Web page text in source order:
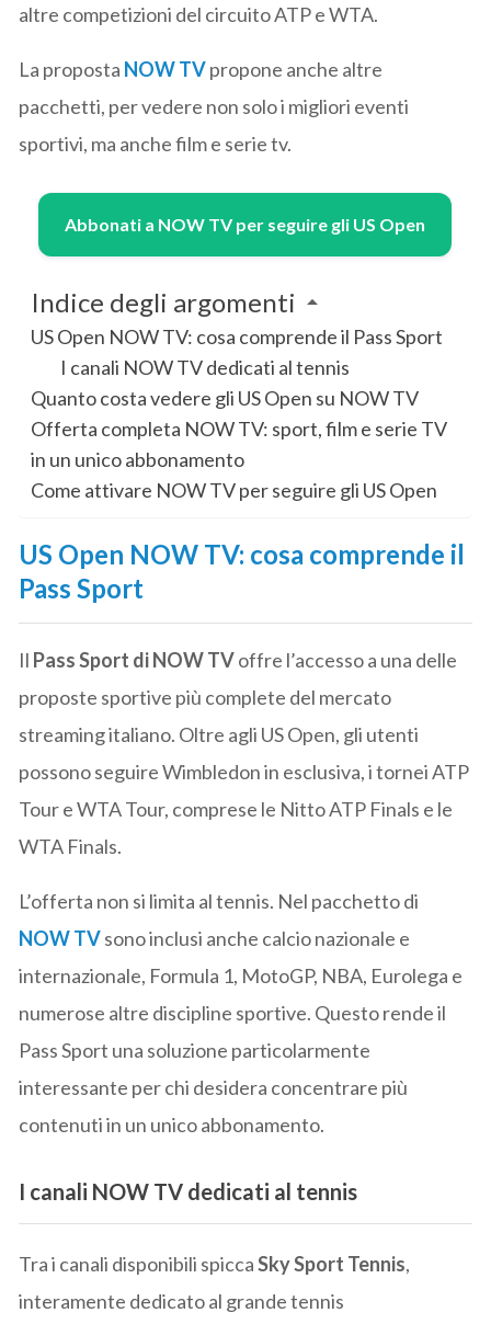
altre competizioni del circuito ATP e WTA.
La proposta NOW TVpropone anche altre
pacchetti, per vedere non solo i migliori eventi
sportivi, ma anche film e serie tv.
Abbonati a NOW TV per seguire gli US Open
Indice degli argomenti
US Open NOW TV: cosa comprende il Pass Sport
I canali NOW TV dedicati al tennis
Quanto costa vedere gli US Open su NOW TV
Offerta completa NOW TV: sport, film e serie TV
in un unico abbonamento
Come attivare NOW TV per seguire gli US Open
US Open NOW TV: cosa comprende il
Pass Sport
Il Pass Sport di NOW TVoffre l’accesso a una delle
proposte sportive più complete del mercato
streaming italiano. Oltre agli US Open, gli utenti
possono seguire Wimbledon in esclusiva, i tornei ATP
Tour e WTA Tour, comprese le Nitto ATP Finals e le
WTA Finals.
L’offerta non si limita al tennis. Nel pacchetto di
NOW TVsono inclusi anche calcio nazionale e
internazionale, Formula 1, MotoGP, NBA, Eurolega e
numerose altre discipline sportive. Questo rende il
Pass Sport una soluzione particolarmente
interessante per chi desidera concentrare più
contenuti in un unico abbonamento.
I canali NOW TV dedicati al tennis
Tra i canali disponibili spiccaSky Sport Tennis,
interamente dedicato al grande tennis